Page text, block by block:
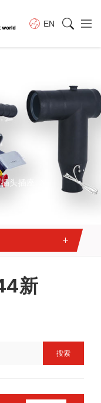
EN
头插座
新
搜索